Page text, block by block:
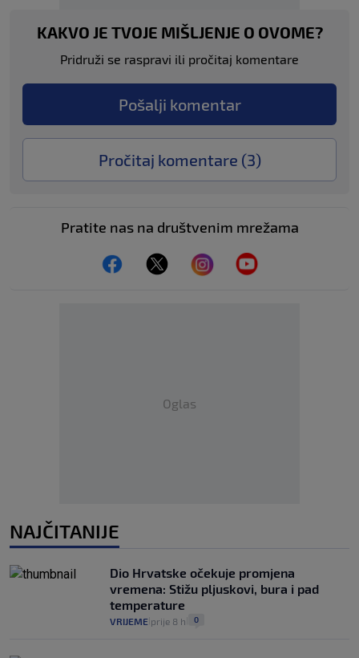
KAKVO JE TVOJE MIŠLJENJE O OVOME?
Pridruži se raspravi ili pročitaj komentare
Pošalji komentar
Pročitaj komentare (3)
Pratite nas na društvenim mrežama
Oglas
NAJČITANIJE
Dio Hrvatske očekuje promjena
vremena: Stižu pljuskovi, bura i pad
temperature
VRIJEME prije 8 h 0